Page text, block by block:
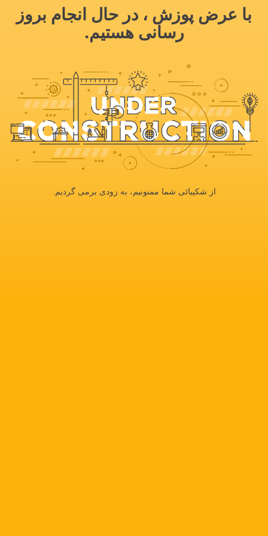
با عرض پوزش ، در حال انجام بروز
رسانی هستیم.
از شکیبائی شما ممنونیم، به زودی برمی گردیم.